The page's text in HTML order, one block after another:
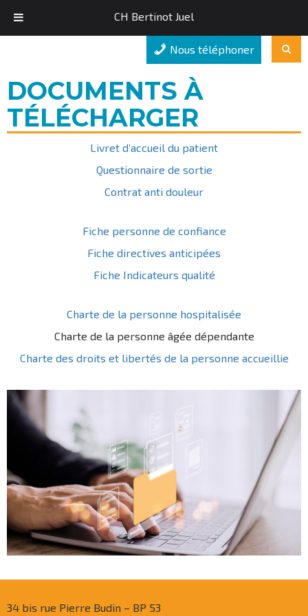
Nous téléphoner
DOCUMENTS À
TÉLÉCHARGER
Livret d’accueil du patient
Questionnaire de sortie
Contrat anti douleur
Fiche personne de confiance
Fiche directives anticipées
Fiche Indicateurs qualité
Charte de la personne hospitalisée
Charte de la personne âgée dépendante
Charte des droits et libertés de la personne accueillie
34 bis rue Pierre Budin – BP 53
CH Bertinot Juel